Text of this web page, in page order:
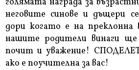
неговите синове и дъщери
дори когато е на
нашите родители винаги
почит и уважение!
ако е поучителна за вас!